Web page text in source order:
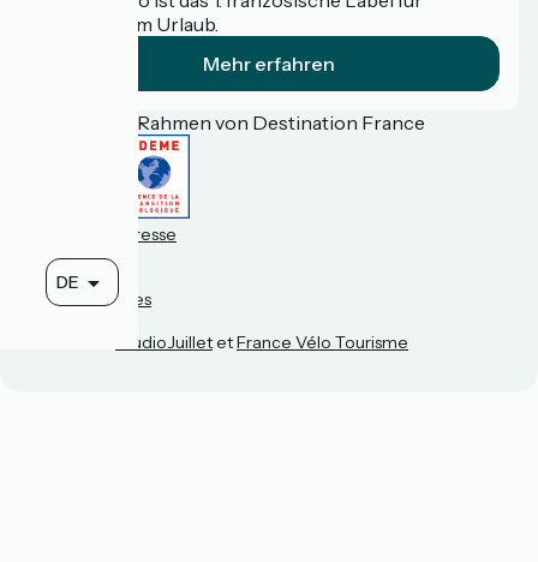
DE
Radfahrer im Urlaub.
Mehr erfahren
Gefördert im Rahmen von Destination France
Espace pro / presse
Plan du site
Mentions légales
StudioJuilletetFrance Vélo Tourisme